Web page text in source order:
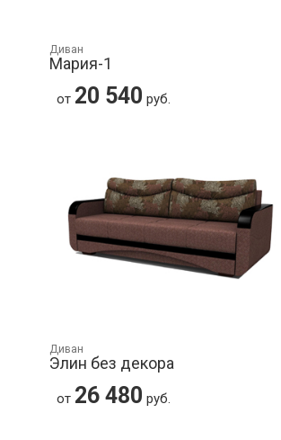
Диван
Мария-1
от 20 540 руб.
Диван
Элин без декора
от 26 480 руб.